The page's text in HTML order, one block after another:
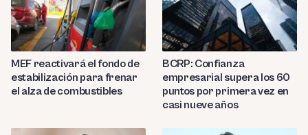
MEF reactivará el fondo de
estabilización para frenar
el alza de combustibles
BCRP: Confianza
empresarial supera los 60
puntos por primera vez en
casi nueve años